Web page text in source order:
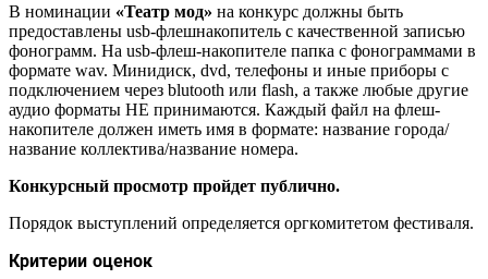
В номинации «Театр мод» на конкурс должны быть
предоставлены usb-флешнакопитель с качественной записью
фонограмм. На usb-флеш-накопителе папка с фонограммами в
формате wav. Минидиск, dvd, телефоны и иные приборы с
подключением через blutooth или flash, а также любые другие
аудио форматы НЕ принимаются. Каждый файл на флеш-
накопителе должен иметь имя в формате: название города/
название коллектива/название номера.
Конкурсный просмотр пройдет публично.
Порядок выступлений определяется оргкомитетом фестиваля.
Критерии оценок